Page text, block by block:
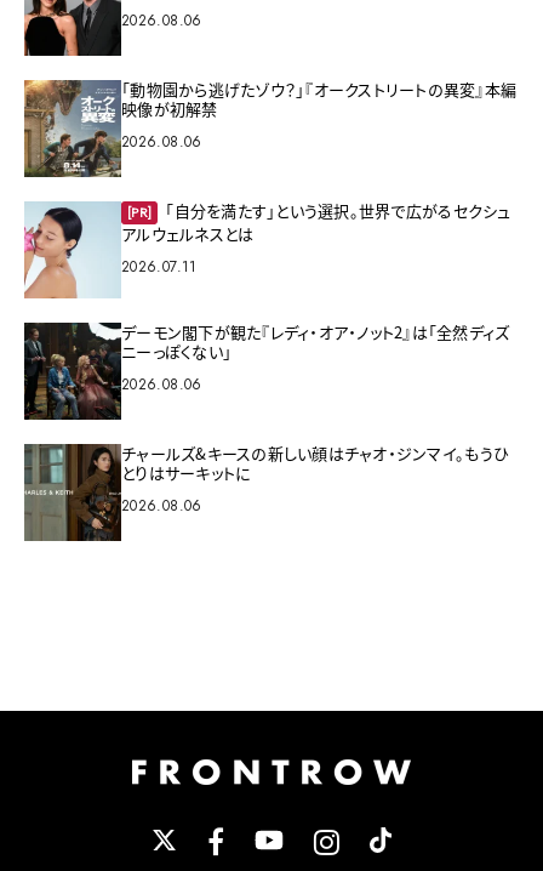
2026.08.06
「動物園から逃げたゾウ？」『オークストリートの異変』本編
映像が初解禁
2026.08.06
[PR]
「自分を満たす」という選択。世界で広がるセクシュ
アルウェルネスとは
2026.07.11
デーモン閣下が観た『レディ・オア・ノット2』は「全然ディズ
ニーっぽくない」
2026.08.06
チャールズ&キースの新しい顔はチャオ・ジンマイ。もうひ
とりはサーキットに
2026.08.06